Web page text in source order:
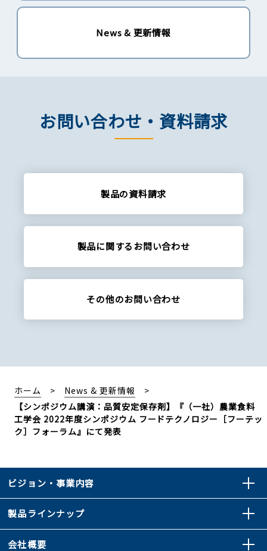
News & 更新情報
お問い合わせ・資料請求
製品の資料請求
製品に関するお問い合わせ
その他のお問い合わせ
ホーム
News & 更新情報
【シンポジウム講演：品質安定保存剤】『（一社）農業食料
工学会 2022年度シンポジウム フードテクノロジー［フーテッ
ク］フォーラム』にて発表
ビジョン・事業内容
製品ラインナップ
会社概要